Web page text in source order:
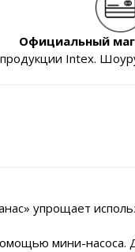
Официальный
продукции Intex.
упрощает
мини-